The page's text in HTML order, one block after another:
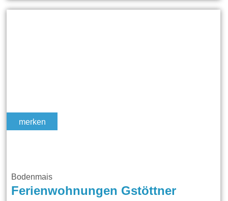
merken
Bodenmais
Ferienwohnungen Gstöttner